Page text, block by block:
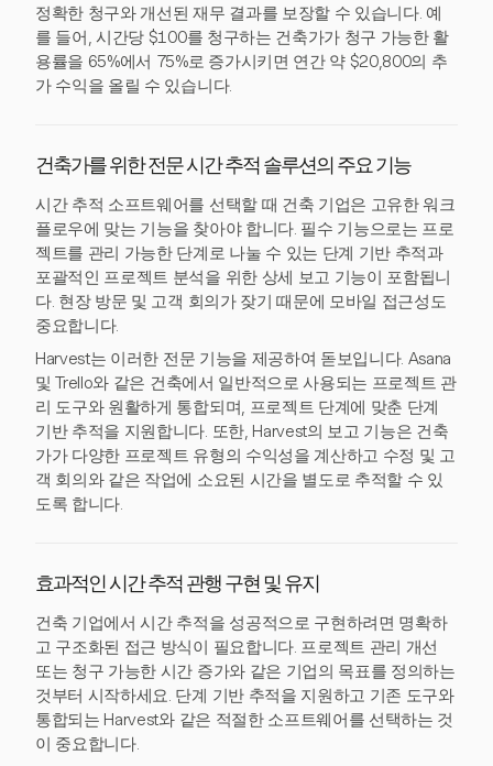
정확한 청구와 개선된 재무 결과를 보장할 수 있습니다. 예
를 들어, 시간당 $100를 청구하는 건축가가 청구 가능한 활
용률을 65%에서 75%로 증가시키면 연간 약 $20,800의 추
가 수익을 올릴 수 있습니다.
건축가를 위한 전문 시간 추적 솔루션의 주요 기능
시간 추적 소프트웨어를 선택할 때 건축 기업은 고유한 워크
플로우에 맞는 기능을 찾아야 합니다. 필수 기능으로는 프로
젝트를 관리 가능한 단계로 나눌 수 있는 단계 기반 추적과
포괄적인 프로젝트 분석을 위한 상세 보고 기능이 포함됩니
다. 현장 방문 및 고객 회의가 잦기 때문에 모바일 접근성도
중요합니다.
Harvest는 이러한 전문 기능을 제공하여 돋보입니다. Asana
및 Trello와 같은 건축에서 일반적으로 사용되는 프로젝트 관
리 도구와 원활하게 통합되며, 프로젝트 단계에 맞춘 단계
기반 추적을 지원합니다. 또한, Harvest의 보고 기능은 건축
가가 다양한 프로젝트 유형의 수익성을 계산하고 수정 및 고
객 회의와 같은 작업에 소요된 시간을 별도로 추적할 수 있
도록 합니다.
효과적인 시간 추적 관행 구현 및 유지
건축 기업에서 시간 추적을 성공적으로 구현하려면 명확하
고 구조화된 접근 방식이 필요합니다. 프로젝트 관리 개선
또는 청구 가능한 시간 증가와 같은 기업의 목표를 정의하는
것부터 시작하세요. 단계 기반 추적을 지원하고 기존 도구와
통합되는 Harvest와 같은 적절한 소프트웨어를 선택하는 것
이 중요합니다.